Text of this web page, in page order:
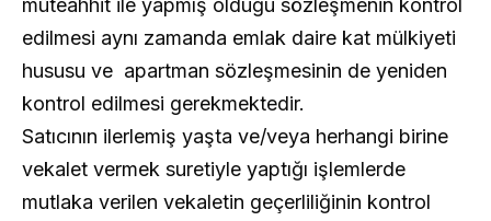
edilmesi aynı zamanda emlak daire kat mülkiyeti
hususu ve apartman sözleşmesinin de yeniden
kontrol edilmesi gerekmektedir.
Satıcının ilerlemiş yaşta ve/veya herhangi birine
vekalet vermek suretiyle yaptığı işlemlerde
mutlaka verilen vekaletin geçerliliğinin kontrol